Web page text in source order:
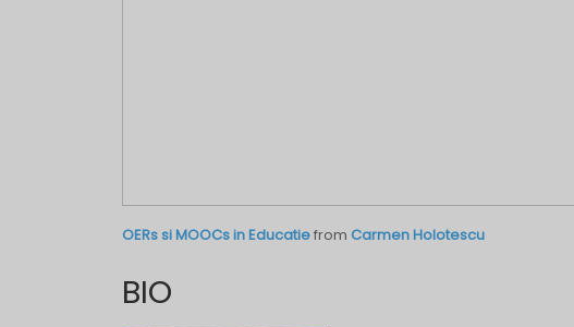
OERs si MOOCs in Educatiefrom Carmen Holotescu
BIO